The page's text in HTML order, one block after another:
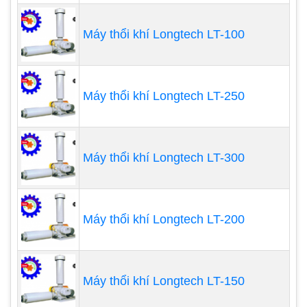
nên trọng lượng của máy khá tốt, không quá nặng
nề, phù hợp với việc di chuyển và lắp đặt ở nhiều
nơi khác nhau.
Đặc điểm của máy thổi khí con sò Dolphin
Máy thổi khí Longtech LT-100
Máy thổi khí Longtech LT-250
Máy thổi khí Longtech LT-300
Máy thổi khí Longtech LT-200
Máy thổi khí Longtech LT-150